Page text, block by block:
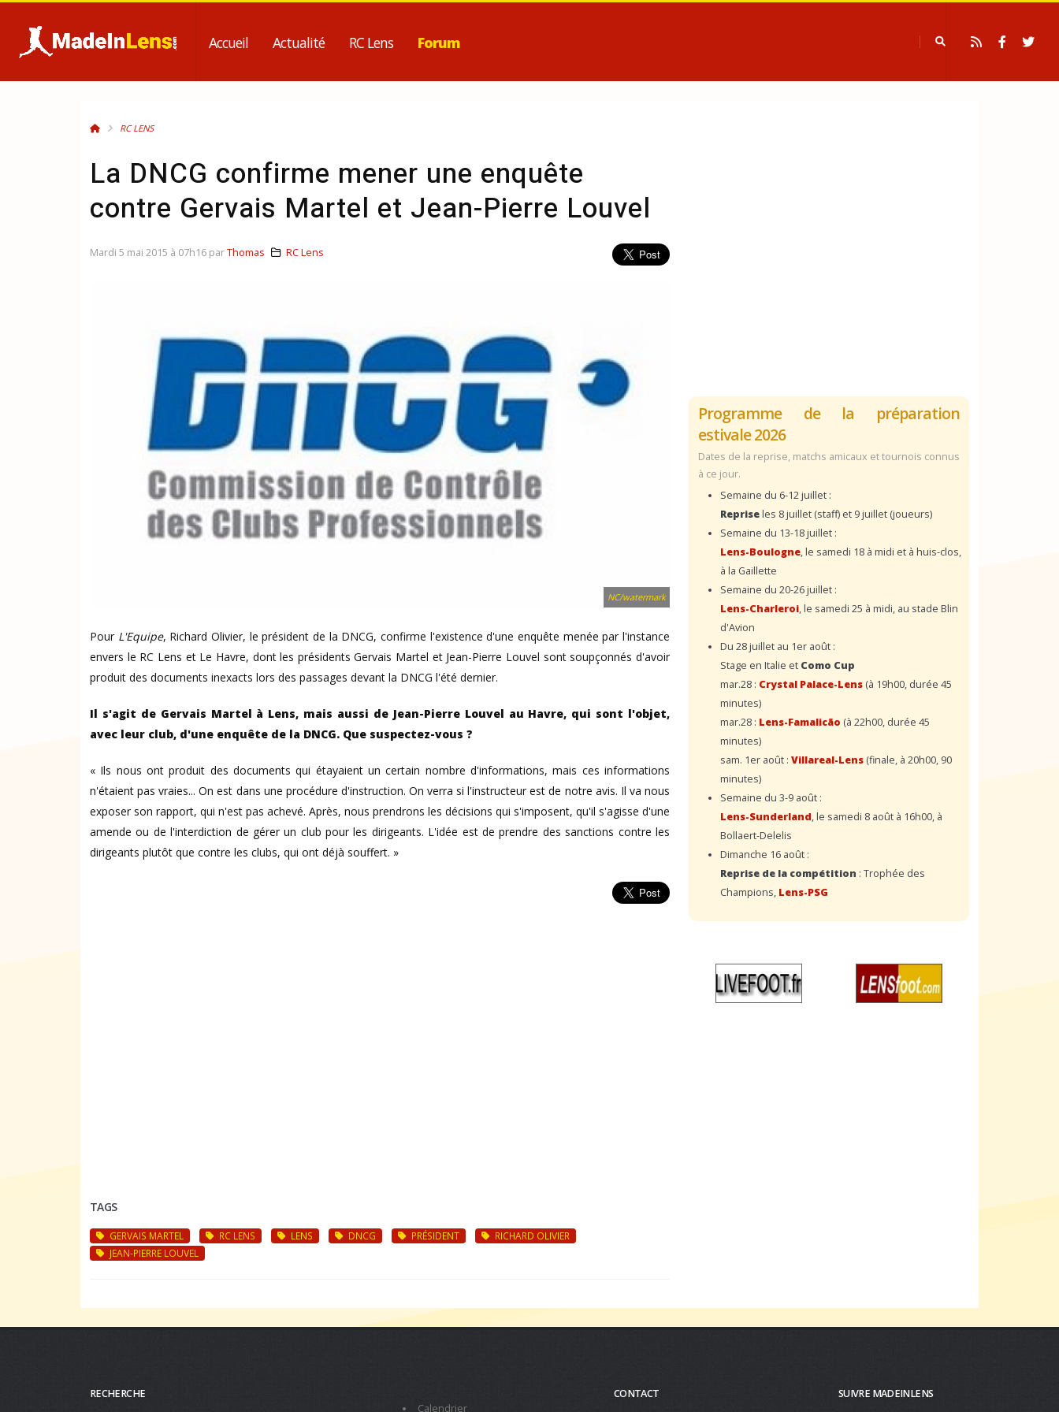
Accueil Actualité RC Lens Forum
RC LENS
La DNCG confirme mener une enquête
contre Gervais Martel et Jean-Pierre Louvel
NC/watermark
Pour L'Equipe, Richard Olivier, le président de la DNCG, confirme l'existence d'une enquête menée par l'instance
envers le RC Lens et Le Havre, dont les présidents Gervais Martel et Jean-Pierre Louvel sont soupçonnés d'avoir
produit des documents inexacts lors des passages devant la DNCG l'été dernier.
Il s'agit de Gervais Martel à Lens, mais aussi de Jean-Pierre Louvel au Havre, qui sont l'objet,
avec leur club, d'une enquête de la DNCG. Que suspectez-vous ?
« Ils nous ont produit des documents qui étayaient un certain nombre d'informations, mais ces informations
n'étaient pas vraies... On est dans une procédure d'instruction. On verra si l'instructeur est de notre avis. Il va nous
exposer son rapport, qui n'est pas achevé. Après, nous prendrons les décisions qui s'imposent, qu'il s'agisse d'une
amende ou de l'interdiction de gérer un club pour les dirigeants. L'idée est de prendre des sanctions contre les
dirigeants plutôt que contre les clubs, qui ont déjà souffert. »
Mardi 5 mai 2015 à 07h16 parThomas RC Lens
TAGS
GERVAIS MARTEL RC LENS LENS DNCG PRÉSIDENT
RICHARD OLIVIER
JEAN-PIERRE LOUVEL
Programme de la préparation
estivale 2026
Dates de la reprise, matchs amicaux et tournois connus
à ce jour.
Semaine du 6-12 juillet :
Repriseles 8 juillet (staff) et 9 juillet (joueurs)
Semaine du 13-18 juillet :
Lens-Boulogne, le samedi 18 à midi et à huis-clos,
à la Gaillette
Semaine du 20-26 juillet :
Lens-Charleroi, le samedi 25 à midi, au stade Blin
d'Avion
Du 28 juillet au 1er août :
Stage en Italie et Como Cup
mar.28 : Crystal Palace-Lens (à 19h00, durée 45
minutes)
mar.28 : Lens-Famalicão (à 22h00, durée 45
minutes)
sam. 1er août : Villareal-Lens (finale, à 20h00, 90
minutes)
Semaine du 3-9 août :
Lens-Sunderland, le samedi 8 août à 16h00, à
Bollaert-Delelis
Dimanche 16 août :
Reprise de la compétition : Trophée des
Champions, Lens-PSG
RECHERCHE
Calendrier
CONTACT SUIVRE MADEINLENS